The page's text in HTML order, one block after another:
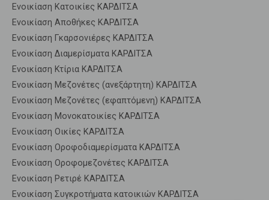
Ενοικίαση Κατοικίες ΚΑΡΔΙΤΣΑ
Ενοικίαση Αποθήκες ΚΑΡΔΙΤΣΑ
Ενοικίαση Γκαρσονιέρες ΚΑΡΔΙΤΣΑ
Ενοικίαση Διαμερίσματα ΚΑΡΔΙΤΣΑ
Ενοικίαση Κτίρια ΚΑΡΔΙΤΣΑ
Ενοικίαση Μεζονέτες (ανεξάρτητη) ΚΑΡΔΙΤΣΑ
Ενοικίαση Μεζονέτες (εφαπτόμενη) ΚΑΡΔΙΤΣΑ
Ενοικίαση Μονοκατοικίες ΚΑΡΔΙΤΣΑ
Ενοικίαση Οικίες ΚΑΡΔΙΤΣΑ
Ενοικίαση Οροφοδιαμερίσματα ΚΑΡΔΙΤΣΑ
Ενοικίαση Οροφομεζονέτες ΚΑΡΔΙΤΣΑ
Ενοικίαση Ρετιρέ ΚΑΡΔΙΤΣΑ
Ενοικίαση Συγκροτήματα κατοικιών ΚΑΡΔΙΤΣΑ